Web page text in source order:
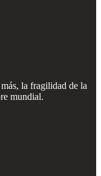
la fragilidad de la
mundial.